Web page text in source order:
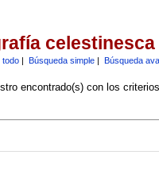
celestinesca
todo| Búsqueda simple| Búsqueda
encontrado(s) con los